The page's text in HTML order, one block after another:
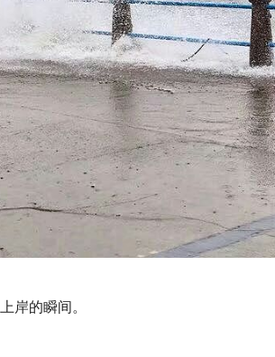
岸的瞬间。